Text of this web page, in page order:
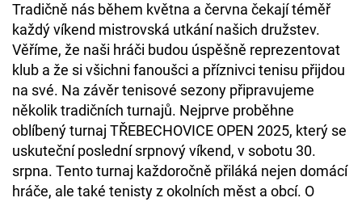
Tradičně nás během května a června čekají téměř
každý víkend mistrovská utkání našich družstev.
Věříme, že naši hráči budou úspěšně reprezentovat
klub a že si všichni fanoušci a příznivci tenisu přijdou
na své. Na závěr tenisové sezony připravujeme
několik tradičních turnajů. Nejprve proběhne
oblíbený turnaj TŘEBECHOVICE OPEN 2025, který se
uskuteční poslední srpnový víkend, v sobotu 30.
srpna. Tento turnaj každoročně přiláká nejen domácí
hráče, ale také tenisty z okolních měst a obcí. O